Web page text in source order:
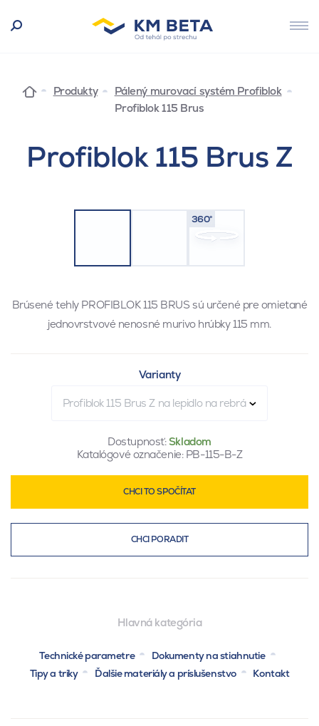
Produkty
Pálený murovací systém Profiblok
Profiblok 115 Brus
Profiblok 115 Brus Z
360°
Brúsené tehly PROFIBLOK 115 BRUS sú určené pre omietané
jednovrstvové nenosné murivo hrúbky 115 mm.
Varianty
Profiblok 115 Brus Z na lepidlo na rebrá
Dostupnosť:Skladom
Katalógové označenie: PB-115-B-Z
CHCI TO SPOČÍTAT
CHCI PORADIT
Hlavná kategória
Technické parametre
Dokumenty na stiahnutie
Tipy a triky
Ďalšie materiály a príslušenstvo Kontakt